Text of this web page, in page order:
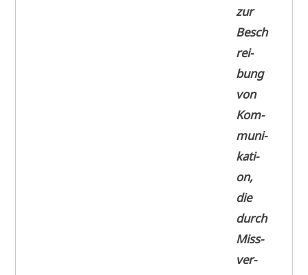
zur
Besch
rei­
bung
von
Kom­
mu­ni­
ka­ti­
on,
die
durch
Miss­
ver­